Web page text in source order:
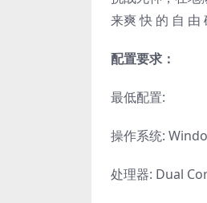
来爽 快 的 自 由
配置要求：
最低配置:
操作系统:
处理器: Dual